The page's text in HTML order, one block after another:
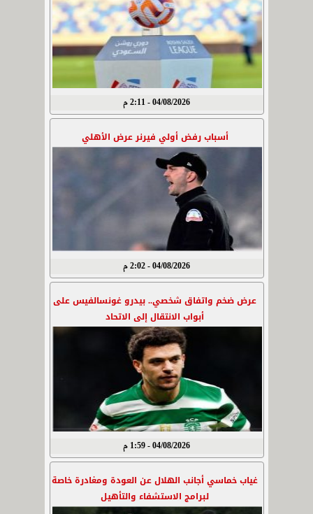
04/08/2026 - 2:11 م
أسباب رفض أولي فيرنر عرض الأهلي
04/08/2026 - 2:02 م
عرض ضخم واتفاق شخصي.. بيدرو غونسالفيس على
أبواب الانتقال إلى الاتحاد
04/08/2026 - 1:59 م
غياب خماسي أجانب الهلال عن العودة ومغادرة خاصة
لبرامج الاستشفاء والتأهيل